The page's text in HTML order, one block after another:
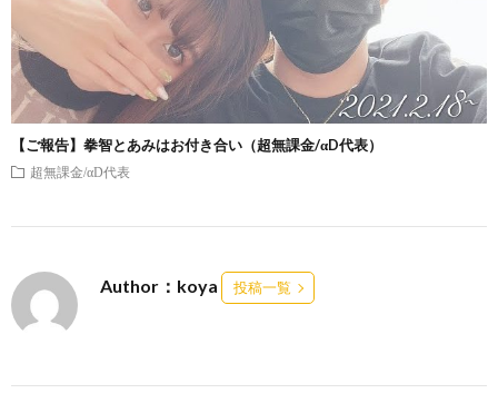
【ご報告】拳智とあみはお付き合い（超無課金/αD代表）
超無課金/αD代表
Author：koya 投稿一覧